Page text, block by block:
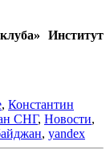
Институт
, Константин
СНГ, Новости,
, yandex